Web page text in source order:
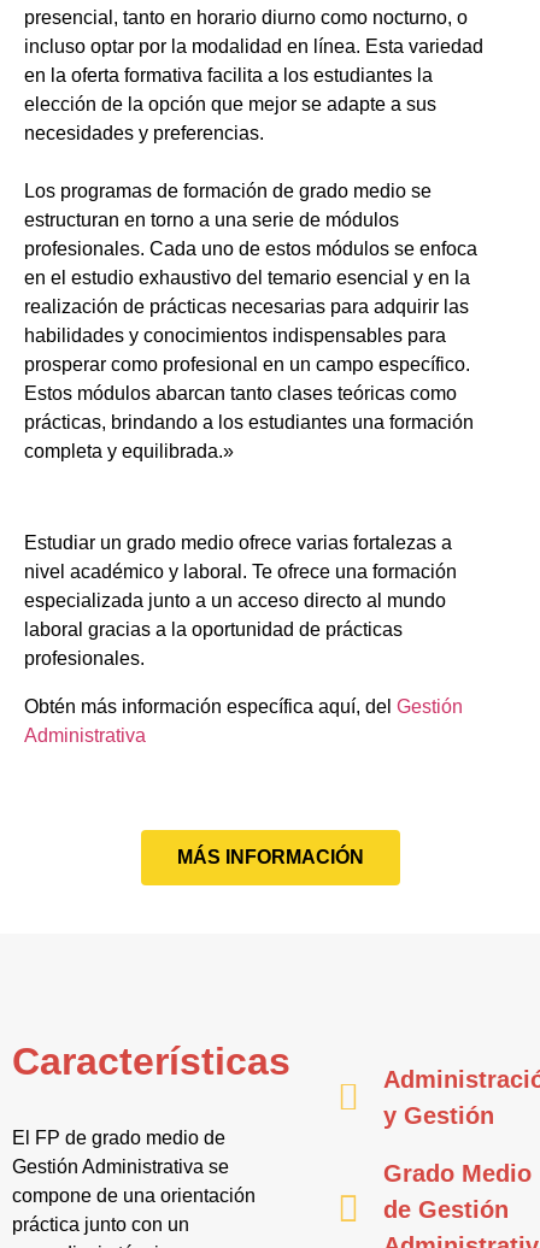
presencial, tanto en horario diurno como nocturno, o
incluso optar por la modalidad en línea. Esta variedad
en la oferta formativa facilita a los estudiantes la
elección de la opción que mejor se adapte a sus
necesidades y preferencias.
Los programas de formación de grado medio se
estructuran en torno a una serie de módulos
profesionales. Cada uno de estos módulos se enfoca
en el estudio exhaustivo del temario esencial y en la
realización de prácticas necesarias para adquirir las
habilidades y conocimientos indispensables para
prosperar como profesional en un campo específico.
Estos módulos abarcan tanto clases teóricas como
prácticas, brindando a los estudiantes una formación
completa y equilibrada.»
Estudiar un grado medio ofrece varias fortalezas a
nivel académico y laboral. Te ofrece una formación
especializada junto a un acceso directo al mundo
laboral gracias a la oportunidad de prácticas
profesionales.
Obtén más información específica aquí, del Gestión
Administrativa
MÁS INFORMACIÓN
Características
El FP de grado medio de
Gestión Administrativa se
compone de una orientación
práctica junto con un
y Gestión
Grado Medio
de Gestión